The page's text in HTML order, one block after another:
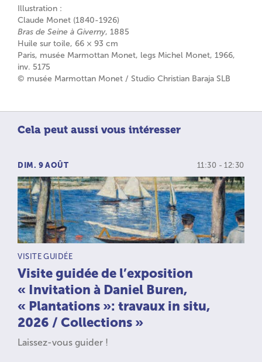
Illustration :
Claude Monet (1840-1926)
Bras de Seine à Giverny, 1885
Huile sur toile, 66 × 93 cm
Paris, musée Marmottan Monet, legs Michel Monet, 1966,
inv. 5175
© musée Marmottan Monet / Studio Christian Baraja SLB
Cela peut aussi vous intéresser
DIM. 9 AOÛT 11:30 - 12:30
TYPE D’ACTIVITÉ :
VISITE GUIDÉE
Visite guidée de l’exposition
« Invitation à Daniel Buren,
« Plantations »: travaux in situ,
2026 / Collections »
Laissez-vous guider !